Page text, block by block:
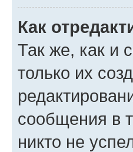
Как
Так же, как и
только их
сообщения в
никто не